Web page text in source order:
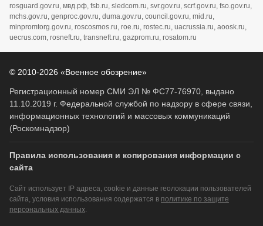
rosguard.gov.ru, мвд.рф, fsb.ru, sledcom.ru, svr.gov.ru, scrf.gov.ru, fso.gov.ru,
mchs.gov.ru, genproc.gov.ru, duma.gov.ru, council.gov.ru, mid.ru,
minpromtorg.gov.ru, roscosmos.ru, roe.ru, rostec.ru, uacrussia.ru, aoosk.ru,
uecrus.com, rosneft.ru, transneft.ru, gazprom.ru, rosatom.ru
© 2010-2026 «Военное обозрение»
Регистрационный номер СМИ ЭЛ № ФС77-76970, выдано
11.10.2019 г. Федеральной службой по надзору в сфере связи,
информационных технологий и массовых коммуникаций
(Роскомнадзор)
Правила использования и копирования информации с
сайта
Сайт использует IP адреса, cookie и данные геолокации пользователей
сайта, условия использования содержатся в политике по защите
персональных данных.